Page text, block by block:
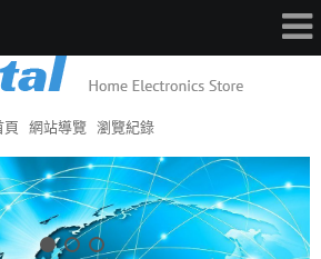
頁 網站導覽 瀏覽紀錄